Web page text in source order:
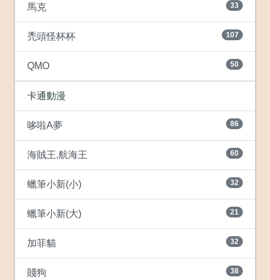
馬克 33
禿頭怪杯杯 107
QMO 50
卡通動漫
哆啦A夢 86
海賊王,航海王 60
蠟筆小新(小) 32
蠟筆小新(大) 21
加菲貓 32
賤狗 38